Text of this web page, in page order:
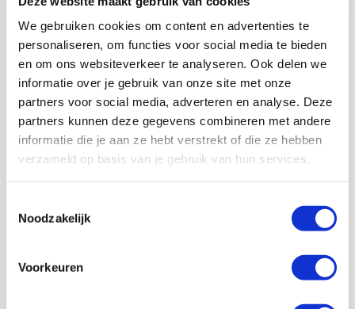
We gebruiken cookies om content en advertenties te
personaliseren, om functies voor social media te bieden
en om ons websiteverkeer te analyseren. Ook delen we
informatie over je gebruik van onze site met onze
partners voor social media, adverteren en analyse. Deze
partners kunnen deze gegevens combineren met andere
informatie die je aan ze hebt verstrekt of die ze hebben
verzameld op basis van je gebruik van hun services.
Noodzakelijk
Voorkeuren
Taylor spreekt over cruciale meters
en Gaaei is chagrijnig na
wereldgoal
Even dacht Anton Gaaei dat hij wel eens de man
wonderschoon, maar de Deen zag hoe zijn ploeg
na rust totaal inkakte. De gelijkmaker van FC